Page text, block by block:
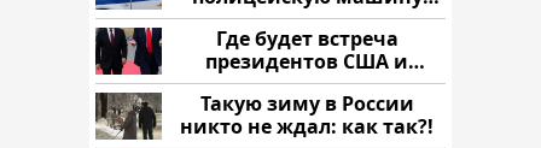
напали и подожгли.
Где будет встреча
президентов США и
России: Европа?
Такую зиму в России
никто не ждал: как так?!